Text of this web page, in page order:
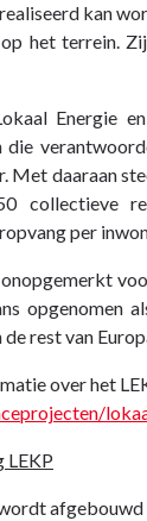
kan
het terrein.
Energie
die
Met daaraan
collectieve
per
opgenomen
rest van
over het
LEKP